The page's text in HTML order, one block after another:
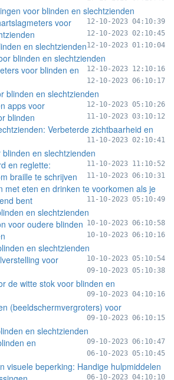
voor blinden en slechtzienden
12-10-2023 04:10:39
voor
12-10-2023 02:10:45
en slechtzienden12-10-2023 01:10:04
blinden en slechtzienden
12-10-2023 12:10:16
voor blinden en
12-10-2023 06:10:17
blinden en slechtzienden
12-10-2023 05:10:26
apps voor
blinden
11-10-2023 03:10:12
Verbeterde zichtbaarheid en
11-10-2023 02:10:41
en slechtzienden
11-10-2023 11:10:52
en reglette:
braille te schrijven
11-10-2023 06:10:31
met eten en drinken te voorkomen als je
bent
11-10-2023 05:10:49
en slechtzienden
10-10-2023 06:10:58
voor oudere blinden
10-10-2023 06:10:16
en slechtzienden
10-10-2023 05:10:54
voor
09-10-2023 05:10:38
de witte stok voor blinden en
09-10-2023 04:10:16
(beeldschermvergroters) voor
09-10-2023 06:10:15
en slechtzienden
09-10-2023 06:10:47
en
06-10-2023 05:10:45
visuele beperking: Handige hulpmiddelen
06-10-2023 04:10:10